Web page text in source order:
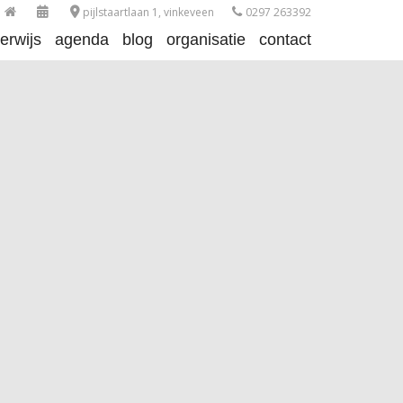
pijlstaartlaan 1, vinkeveen 0297 263392
agenda blog organisatie contact